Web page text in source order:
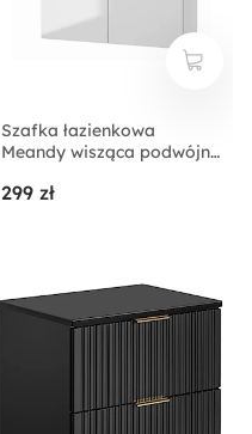
Szafka łazienkowa
Meandy wisząca podwójna
299 zł